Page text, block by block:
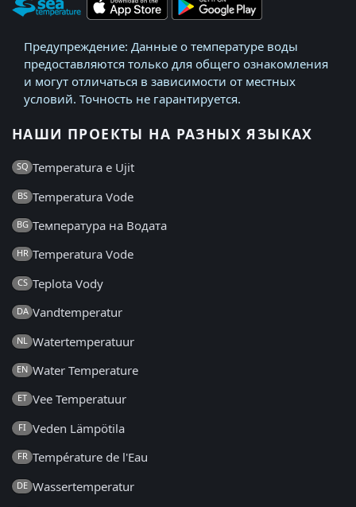
Предупреждение: Данные о температуре воды
предоставляются только для общего ознакомления
и могут отличаться в зависимости от местных
условий. Точность не гарантируется.
НАШИ ПРОЕКТЫ НА РАЗНЫХ ЯЗЫКАХ
SQ Temperatura e Ujit
BS Temperatura Vode
BG Температура на Водата
HR Temperatura Vode
CS Teplota Vody
DA Vandtemperatur
NL Watertemperatuur
EN Water Temperature
ET Vee Temperatuur
FI Veden Lämpötila
FR Température de l'Eau
DE Wassertemperatur